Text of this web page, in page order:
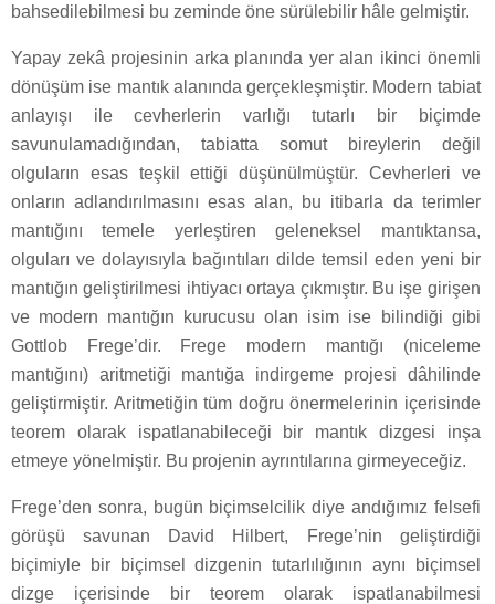
bahsedilebilmesi bu zeminde öne sürülebilir hâle gelmiştir.
Yapay zekâ projesinin arka planında yer alan ikinci önemli
dönüşüm ise mantık alanında gerçekleşmiştir. Modern tabiat
anlayışı ile cevherlerin varlığı tutarlı bir biçimde
savunulamadığından, tabiatta somut bireylerin değil
olguların esas teşkil ettiği düşünülmüştür. Cevherleri ve
onların adlandırılmasını esas alan, bu itibarla da terimler
mantığını temele yerleştiren geleneksel mantıktansa,
olguları ve dolayısıyla bağıntıları dilde temsil eden yeni bir
mantığın geliştirilmesi ihtiyacı ortaya çıkmıştır. Bu işe girişen
ve modern mantığın kurucusu olan isim ise bilindiği gibi
Gottlob Frege’dir. Frege modern mantığı (niceleme
mantığını) aritmetiği mantığa indirgeme projesi dâhilinde
geliştirmiştir. Aritmetiğin tüm doğru önermelerinin içerisinde
teorem olarak ispatlanabileceği bir mantık dizgesi inşa
etmeye yönelmiştir. Bu projenin ayrıntılarına girmeyeceğiz.
Frege’den sonra, bugün biçimselcilik diye andığımız felsefi
görüşü savunan David Hilbert, Frege’nin geliştirdiği
biçimiyle bir biçimsel dizgenin tutarlılığının aynı biçimsel
dizge içerisinde bir teorem olarak ispatlanabilmesi